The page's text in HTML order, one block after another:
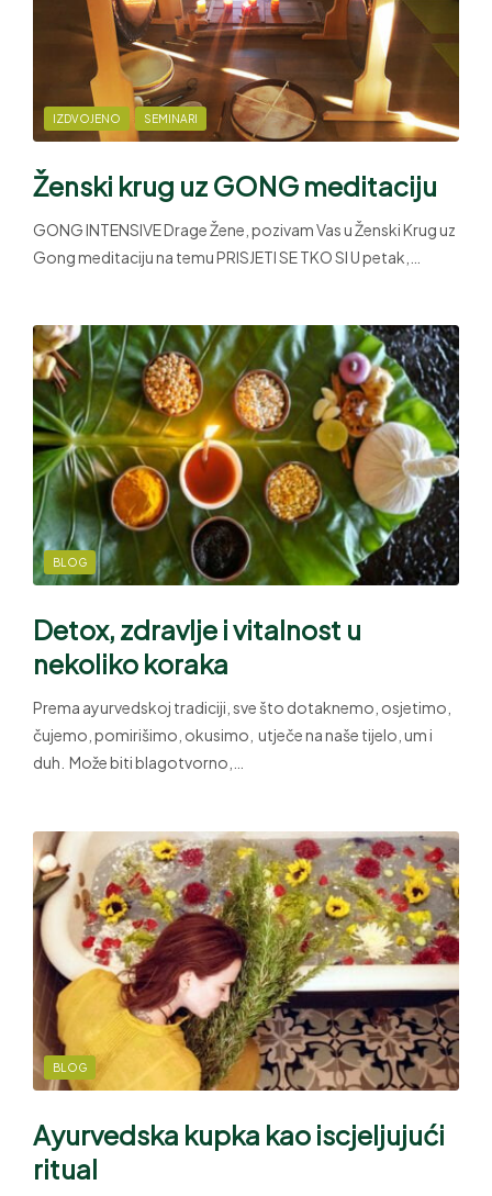
IZDVOJENO SEMINARI
Ženski krug uz GONG meditaciju
GONG INTENSIVE Drage Žene, pozivam Vas u Ženski Krug uz
Gong meditaciju na temu PRISJETI SE TKO SI U petak,…
BLOG
Detox, zdravlje i vitalnost u
nekoliko koraka
Prema ayurvedskoj tradiciji, sve što dotaknemo, osjetimo,
čujemo, pomirišimo, okusimo, utječe na naše tijelo, um i
duh. Može biti blagotvorno,…
BLOG
Ayurvedska kupka kao iscjeljujući
ritual